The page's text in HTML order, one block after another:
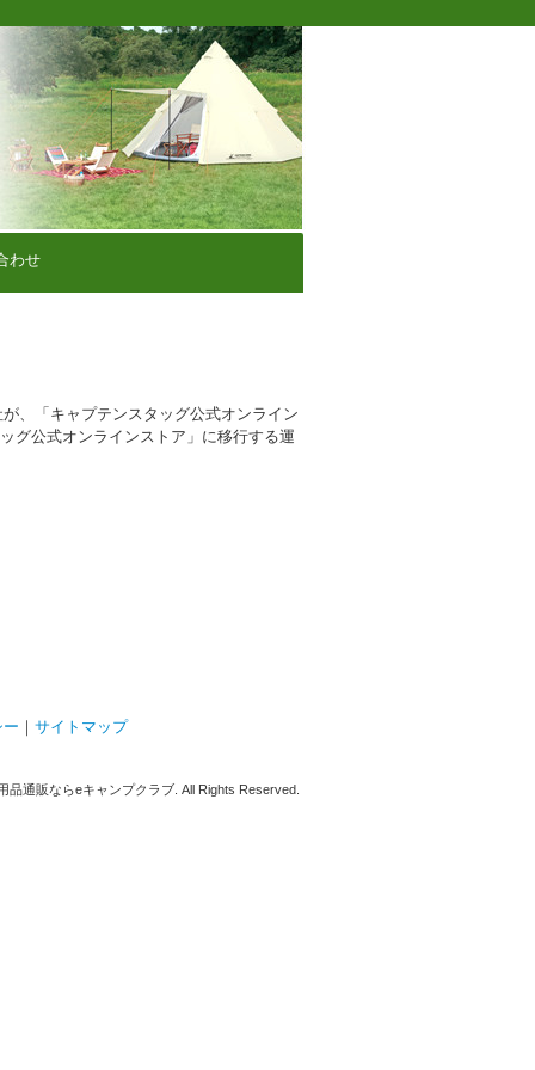
わせ
、「キャプテンスタッグ公式オンライン
グ公式オンラインストア」に移行する運
｜ サイトマップ
通販ならeキャンプクラブ. All Rights Reserved.